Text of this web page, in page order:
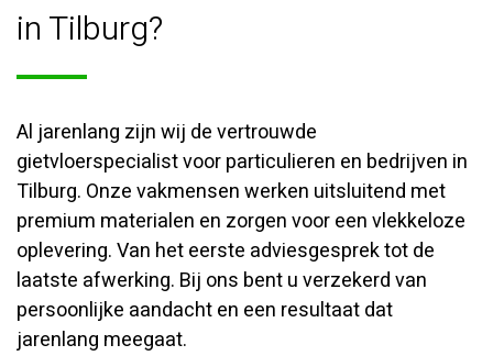
in Tilburg?
Al jarenlang zijn wij de vertrouwde
gietvloerspecialist voor particulieren en bedrijven in
Tilburg. Onze vakmensen werken uitsluitend met
premium materialen en zorgen voor een vlekkeloze
oplevering. Van het eerste adviesgesprek tot de
laatste afwerking. Bij ons bent u verzekerd van
persoonlijke aandacht en een resultaat dat
jarenlang meegaat.